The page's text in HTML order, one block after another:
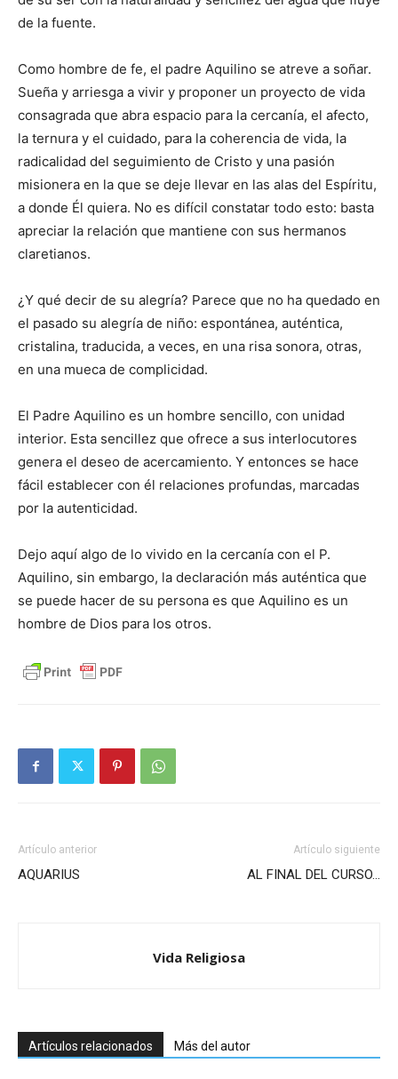
de la fuente.
Como hombre de fe, el padre Aquilino se atreve a soñar.
Sueña y arriesga a vivir y proponer un proyecto de vida
consagrada que abra espacio para la cercanía, el afecto,
la ternura y el cuidado, para la coherencia de vida, la
radicalidad del seguimiento de Cristo y una pasión
misionera en la que se deje llevar en las alas del Espíritu,
a donde Él quiera. No es difícil constatar todo esto: basta
apreciar la relación que mantiene con sus hermanos
claretianos.
¿Y qué decir de su alegría? Parece que no ha quedado en
el pasado su alegría de niño: espontánea, auténtica,
cristalina, traducida, a veces, en una risa sonora, otras,
en una mueca de complicidad.
El Padre Aquilino es un hombre sencillo, con unidad
interior. Esta sencillez que ofrece a sus interlocutores
genera el deseo de acercamiento. Y entonces se hace
fácil establecer con él relaciones profundas, marcadas
por la autenticidad.
Dejo aquí algo de lo vivido en la cercanía con el P.
Aquilino, sin embargo, la declaración más auténtica que
se puede hacer de su persona es que Aquilino es un
hombre de Dios para los otros.
Artículo anterior
AQUARIUS
Artículo siguiente
AL FINAL DEL CURSO…
Vida Religiosa
Artículos relacionados Más del autor